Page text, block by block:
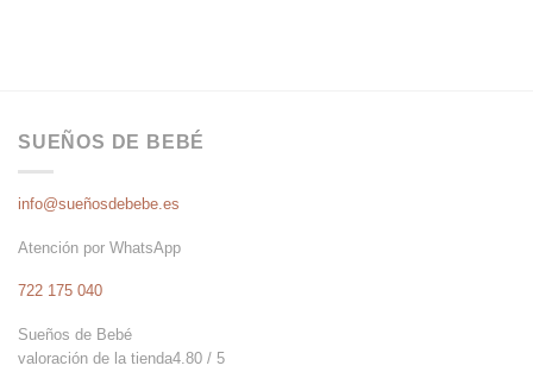
opciones
elegir
en
SUEÑOS DE BEBÉ
info@sueñosdebebe.es
Atención por WhatsApp
722 175 040
Sueños de Bebé
valoración de la tienda4.80 / 5